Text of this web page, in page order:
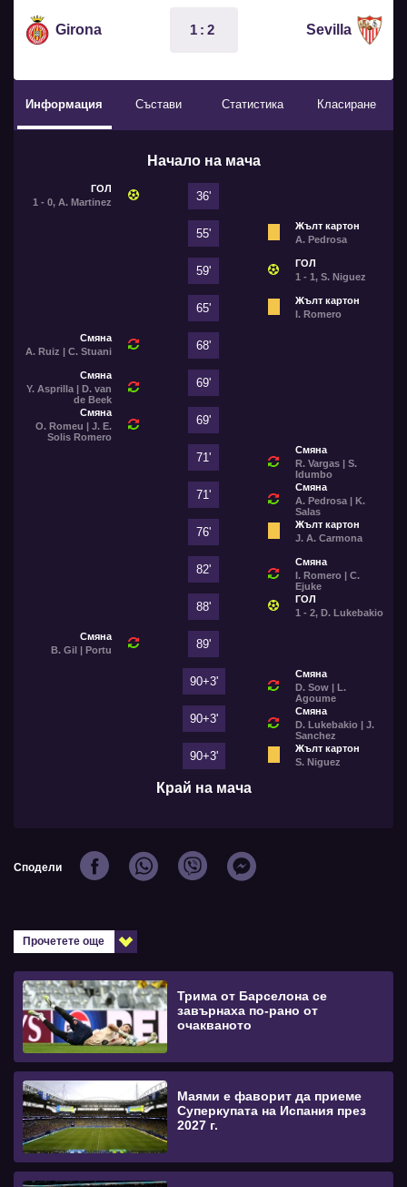
Girona 1:2 Sevilla
Информация Състави Статистика Класиране
Начало на мача
ГОЛ
1 - 0, A. Martinez
36'
Жълт картон
A. Pedrosa
55'
ГОЛ
1 - 1, S. Niguez
59'
Жълт картон
I. Romero
65'
Смяна
A. Ruiz | C. Stuani
68'
Смяна
Y. Asprilla | D. van
de Beek
69'
Смяна
O. Romeu | J. E.
Solis Romero
69'
Смяна
R. Vargas | S.
Idumbo
71'
Смяна
A. Pedrosa | K.
Salas
71'
Жълт картон
J. A. Carmona
76'
Смяна
I. Romero | C.
Ejuke
82'
ГОЛ
1 - 2, D. Lukebakio
88'
Смяна
B. Gil | Portu
89'
Смяна
D. Sow | L.
Agoume
90+3'
Смяна
D. Lukebakio | J.
Sanchez
90+3'
Жълт картон
S. Niguez
90+3'
Край на мача
Сподели
Прочетете още
Трима от Барселона се
завърнаха по-рано от
очакваното
Маями е фаворит да приеме
Суперкупата на Испания през
2027 г.